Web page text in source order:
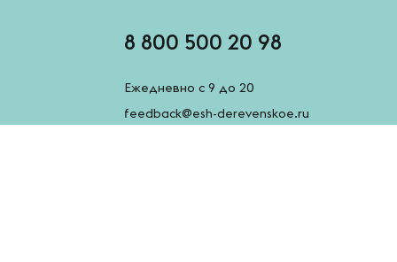
8 800 500 20 98
Ежедневно с 9 до 20
feedback@esh-derevenskoe.ru